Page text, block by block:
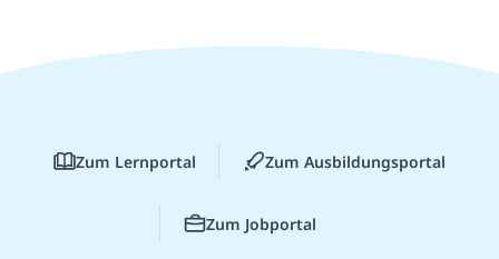
Zum Lernportal Zum Ausbildungsportal
Zum Jobportal